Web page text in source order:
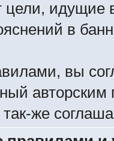
цели, идущие
в
вы
авторским
же